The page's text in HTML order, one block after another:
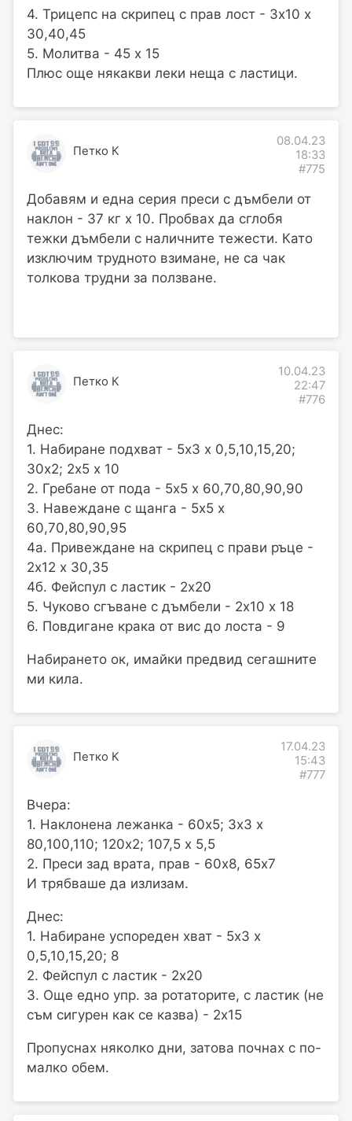
4. Трицепс на скрипец с прав лост - 3х10 х
30,40,45
5. Молитва - 45 х 15
Плюс още някакви леки неща с ластици.
Петко К
08.04.23
18:33
#775
Добавям и една серия преси с дъмбели от
наклон - 37 кг х 10. Пробвах да сглобя
тежки дъмбели с наличните тежести. Като
изключим трудното взимане, не са чак
толкова трудни за ползване.
Петко К
10.04.23
22:47
#776
Днес:
1. Набиране подхват - 5х3 х 0,5,10,15,20;
30х2; 2х5 х 10
2. Гребане от пода - 5х5 х 60,70,80,90,90
3. Навеждане с щанга - 5х5 х
60,70,80,90,95
4а. Привеждане на скрипец с прави ръце -
2х12 х 30,35
4б. Фейспул с ластик - 2х20
5. Чуково сгъване с дъмбели - 2х10 х 18
6. Повдигане крака от вис до лоста - 9
Набирането ок, имайки предвид сегашните
ми кила.
Петко К
17.04.23
15:43
#777
Вчера:
1. Наклонена лежанка - 60х5; 3х3 х
80,100,110; 120х2; 107,5 х 5,5
2. Преси зад врата, прав - 60х8, 65х7
И трябваше да излизам.
Днес:
1. Набиране успореден хват - 5х3 х
0,5,10,15,20; 8
2. Фейспул с ластик - 2х20
3. Още едно упр. за ротаторите, с ластик (не
съм сигурен как се казва) - 2х15
Пропуснах няколко дни, затова почнах с по-
малко обем.